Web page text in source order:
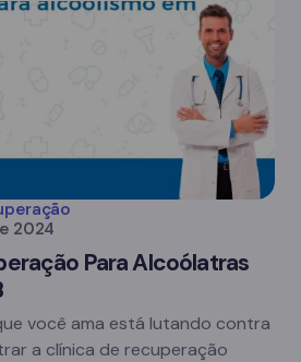
2024
Para Alcoólatras
você ama está lutando contra
a clínica de recuperação